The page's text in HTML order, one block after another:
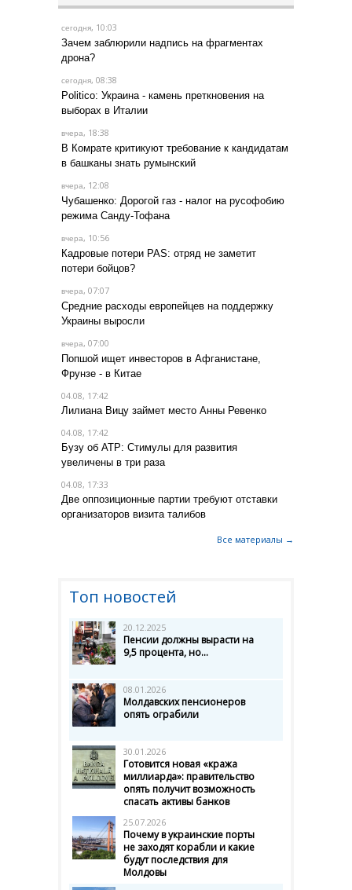
сегодня, 10:03
Зачем заблюрили надпись на фрагментах
дрона?
сегодня, 08:38
Politico: Украина - камень преткновения на
выборах в Италии
вчера, 18:38
В Комрате критикуют требование к кандидатам
в башканы знать румынский
вчера, 12:08
Чубашенко: Дорогой газ - налог на русофобию
режима Санду-Тофана
вчера, 10:56
Кадровые потери PAS: отряд не заметит
потери бойцов?
вчера, 07:07
Средние расходы европейцев на поддержку
Украины выросли
вчера, 07:00
Попшой ищет инвесторов в Афганистане,
Фрунзе - в Китае
04.08, 17:42
Лилиана Вицу займет место Анны Ревенко
04.08, 17:42
Бузу об АТР: Стимулы для развития
увеличены в три раза
04.08, 17:33
Две оппозиционные партии требуют отставки
организаторов визита талибов
Все материалы →
Топ новостей
20.12.2025
Пенсии должны вырасти на
9,5 процента, но...
08.01.2026
Молдавских пенсионеров
опять ограбили
30.01.2026
Готовится новая «кража
миллиарда»: правительство
опять получит возможность
спасать активы банков
25.07.2026
Почему в украинские порты
не заходят корабли и какие
будут последствия для
Молдовы